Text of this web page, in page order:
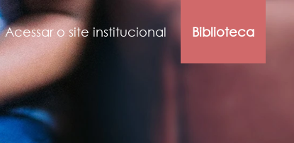
Acessar o site institucional Biblioteca